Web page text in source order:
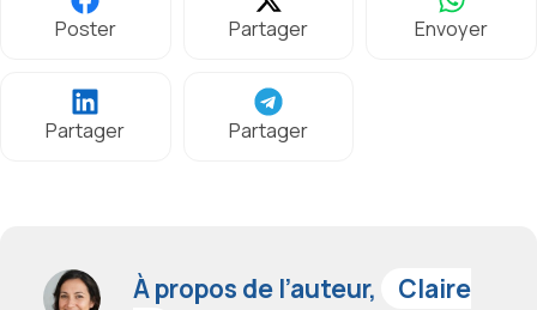
Poster Partager Envoyer
Partager Partager
À propos de l’auteur,
Claire